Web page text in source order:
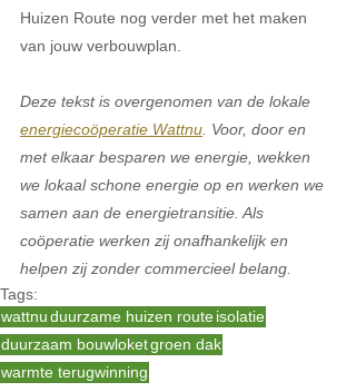
Huizen Route nog verder met het maken
van jouw verbouwplan.
Deze tekst is overgenomen van de lokale
energiecoöperatie Wattnu . Voor, door en
met elkaar besparen we energie, wekken
we lokaal schone energie op en werken we
samen aan de energietransitie. Als
coöperatie werken zij onafhankelijk en
helpen zij zonder commercieel belang.
Tags:
wattnuduurzame huizen routeisolatie
duurzaam bouwloketgroen dak
warmte terugwinning